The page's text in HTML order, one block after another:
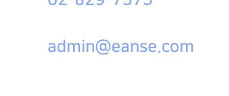
admin@eanse.com